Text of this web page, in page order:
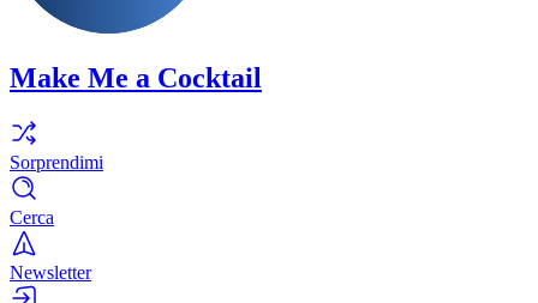
Make Me a Cocktail
Sorprendimi
Cerca
Newsletter